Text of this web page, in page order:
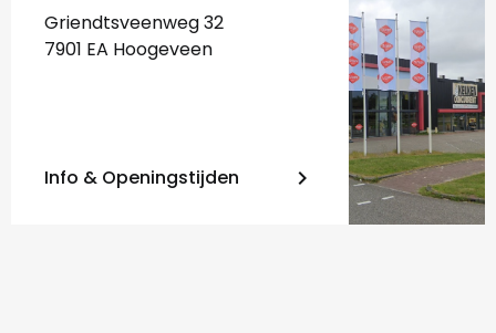
Griendtsveenweg 32
7901 EA Hoogeveen
Info & Openingstijden keyboard_arrow_right